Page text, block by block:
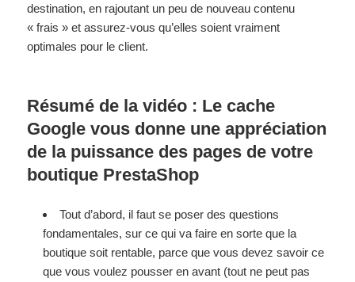
destination, en rajoutant un peu de nouveau contenu
« frais » et assurez-vous qu’elles soient vraiment
optimales pour le client.
Résumé de la vidéo : Le cache
Google vous donne une appréciation
de la puissance des pages de votre
boutique PrestaShop
Tout d’abord, il faut se poser des questions
fondamentales, sur ce qui va faire en sorte que la
boutique soit rentable, parce que vous devez savoir ce
que vous voulez pousser en avant (tout ne peut pas